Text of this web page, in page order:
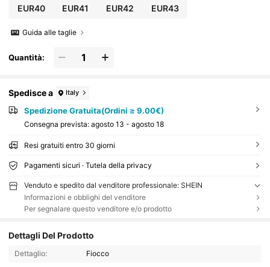
EUR40 EUR41 EUR42 EUR43
Guida alle taglie
Quantità:
Spedisce a Italy
Spedizione Gratuita(Ordini ≥ 9.00€)
Consegna prevista: agosto 13 - agosto 18
Resi gratuiti entro 30 giorni
Pagamenti sicuri · Tutela della privacy
Venduto e spedito dal venditore professionale: SHEIN
Informazioni e obblighi del venditore
Per segnalare questo venditore e/o prodotto
Dettagli Del Prodotto
Dettaglio: Fiocco